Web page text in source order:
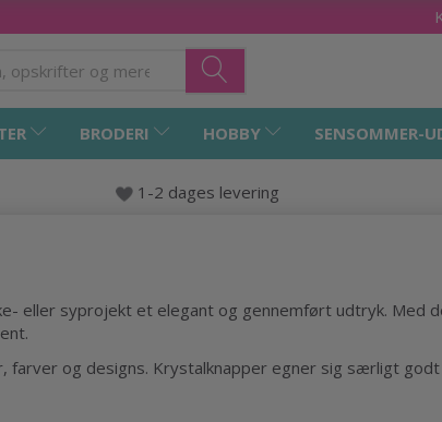
BRODERI HOBBY SENSOMMER-
1-2 dages levering
eller syprojekt et elegant og gennemført udtryk. Med
og designs. Krystalknapper egner sig særligt